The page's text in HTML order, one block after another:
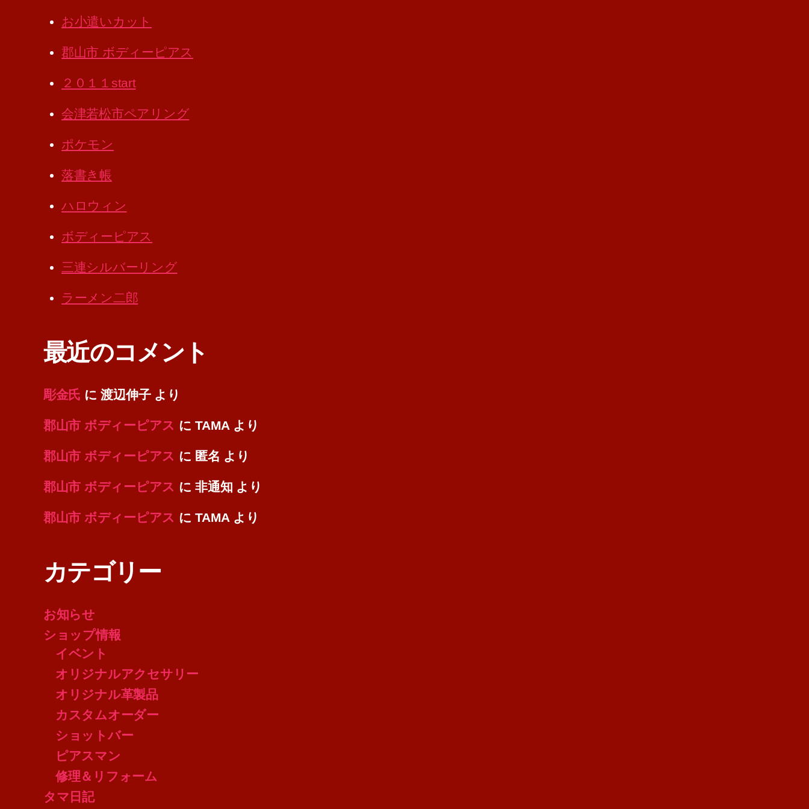
お小遣いカット
郡山市 ボディーピアス
２０１１start
会津若松市ペアリング
ポケモン
落書き帳
ハロウィン
ボディーピアス
三連シルバーリング
ラーメン二郎
最近のコメント
彫金氏 に渡辺伸子より
郡山市 ボディーピアス にTAMA より
郡山市 ボディーピアス に 匿名 より
郡山市 ボディーピアス に非通知 より
郡山市 ボディーピアス にTAMA より
カテゴリー
お知らせ
ショップ情報
イベント
オリジナルアクセサリー
オリジナル革製品
カスタムオーダー
ショットバー
ピアスマン
修理＆リフォーム
タマ日記